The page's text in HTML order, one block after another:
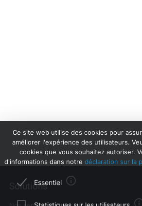
Solutions
Ce site web utilise des cookies pour
améliorer l'expérience des utilisateurs.
cookies que vous souhaitez autoriser.
d'informations dans notre déclaration sur la
Essentiel
Certains cookies de ce site sont